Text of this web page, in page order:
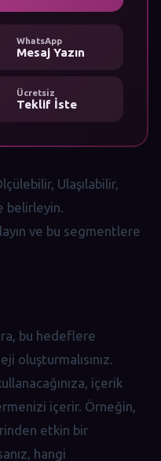
WhatsApp
Mesaj Yazın
Ücretsiz
Teklif İste
Ulaşılabilir,
belirleyin.
ve bu segmentlere
bu hedeflere
oluşturmalısınız.
içerik
içerir. Örneğin,
etkin bir
hangi